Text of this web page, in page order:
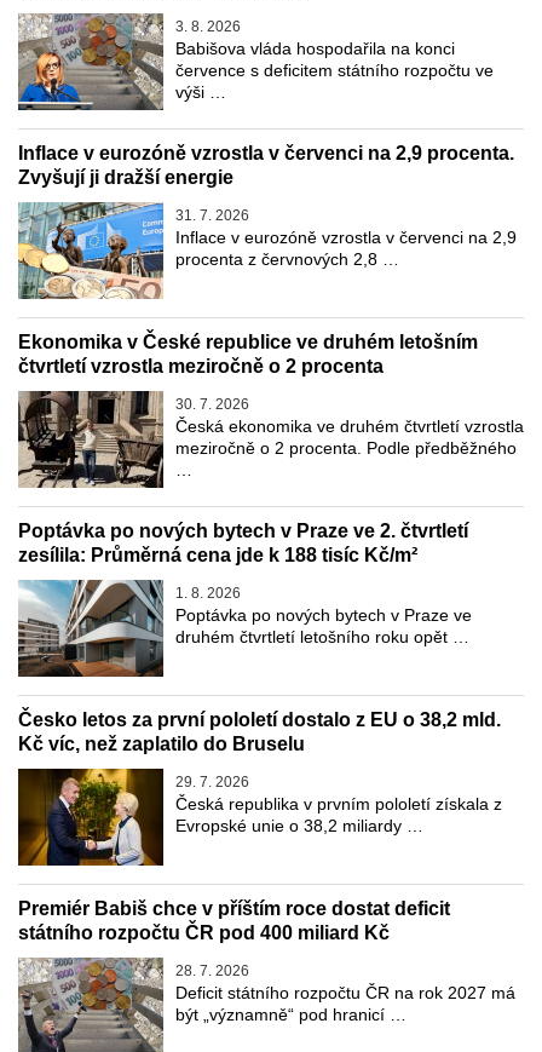
3. 8. 2026
Babišova vláda hospodařila na konci
července s deficitem státního rozpočtu ve
výši …
Inflace v eurozóně vzrostla v červenci na 2,9 procenta.
Zvyšují ji dražší energie
31. 7. 2026
Inflace v eurozóně vzrostla v červenci na 2,9
procenta z červnových 2,8 …
Ekonomika v České republice ve druhém letošním
čtvrtletí vzrostla meziročně o 2 procenta
30. 7. 2026
Česká ekonomika ve druhém čtvrtletí vzrostla
meziročně o 2 procenta. Podle předběžného
Poptávka po nových bytech v Praze ve 2. čtvrtletí
zesílila: Průměrná cena jde k 188 tisíc Kč/m²
1. 8. 2026
Poptávka po nových bytech v Praze ve
druhém čtvrtletí letošního roku opět …
Česko letos za první pololetí dostalo z EU o 38,2 mld.
Kč víc, než zaplatilo do Bruselu
29. 7. 2026
Česká republika v prvním pololetí získala z
Evropské unie o 38,2 miliardy …
Premiér Babiš chce v příštím roce dostat deficit
státního rozpočtu ČR pod 400 miliard Kč
28. 7. 2026
Deficit státního rozpočtu ČR na rok 2027 má
být „významně“ pod hranicí …